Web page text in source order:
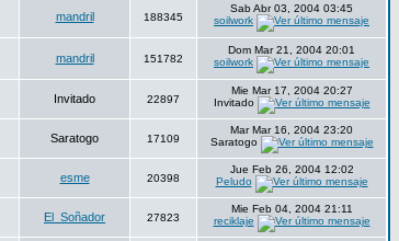
mandril 188345
Sab Abr 03, 2004 03:45
soilwork
mandril 151782
Dom Mar 21, 2004 20:01
soilwork
Invitado 22897
Mie Mar 17, 2004 20:27
Invitado
Saratogo 17109
Mar Mar 16, 2004 23:20
Saratogo
esme 20398
Jue Feb 26, 2004 12:02
Peludo
El_Soñador 27823
Mie Feb 04, 2004 21:11
reciklaje